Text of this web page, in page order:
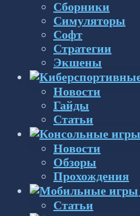
Сборники
Симуляторы
Софт
Стратегии
Экшены
Новости
Гайды
Статьи
Новости
Обзоры
Прохождения
Статьи